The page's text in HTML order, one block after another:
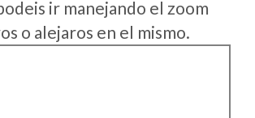
ir manejando el zoom
o alejaros en el mismo.